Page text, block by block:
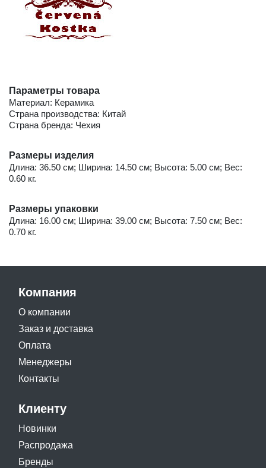
Параметры товара
Материал: Керамика
Страна производства: Китай
Страна бренда: Чехия
Размеры изделия
Длина: 36.50 см; Ширина: 14.50 см; Высота: 5.00 см; Вес:
0.60 кг.
Размеры упаковки
Длина: 16.00 см; Ширина: 39.00 см; Высота: 7.50 см; Вес:
0.70 кг.
Компания
О компании
Заказ и доставка
Оплата
Менеджеры
Контакты
Клиенту
Новинки
Распродажа
Бренды